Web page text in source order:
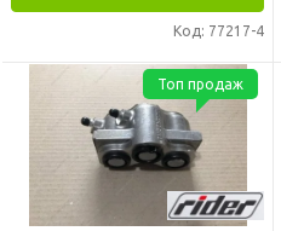
Код: 77217-4
Топ продаж